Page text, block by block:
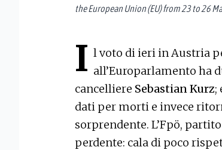
the European Union (EU) from 23 to 26
I l voto di ieri in Austria
all’Europarlamento ha
cancelliere Sebastian Kurz;
dati per morti e invece
sorprendente. L’Fpö,
perdente: cala di poco